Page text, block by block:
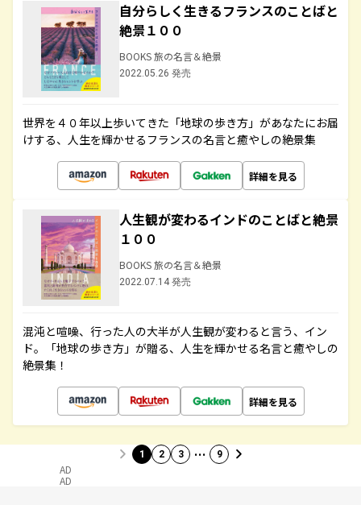
自分らしく生きるフランスのことばと
絶景１００
BOOKS 旅の名言＆絶景
2022.05.26 発売
世界を４０年以上歩いてきた「地球の歩き方」があなたにお届
けする、人生を輝かせるフランスの名言と癒やしの絶景集
詳細を見る
人生観が変わるインドのことばと絶景
１００
BOOKS 旅の名言＆絶景
2022.07.14 発売
混沌と喧噪、行った人の大半が人生観が変わると言う、イン
ド。「地球の歩き方」が贈る、人生を輝かせる名言と癒やしの
絶景集！
詳細を見る
1 2 3 … 9
AD
AD